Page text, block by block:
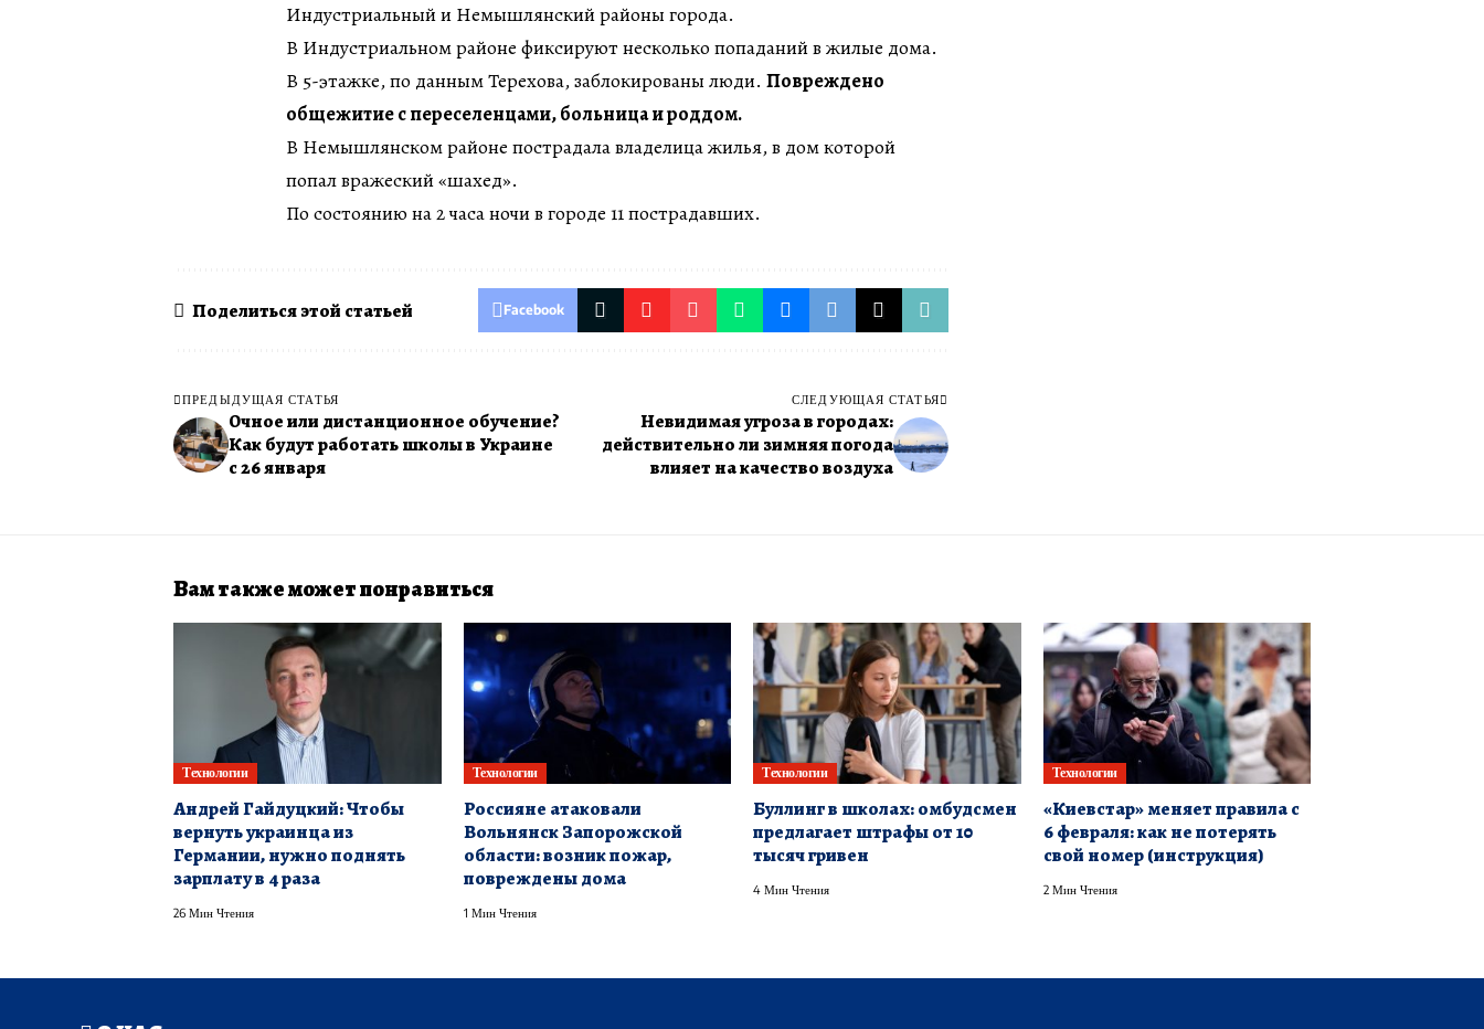
Индустриальный и Немышлянский районы города.
В Индустриальном районе фиксируют несколько попаданий в жилые дома.
В 5-этажке, по данным Терехова, заблокированы люди. Повреждено
общежитие с переселенцами, больница и роддом.
В Немышлянском районе пострадала владелица жилья, в дом которой
попал вражеский «шахед».
По состоянию на 2 часа ночи в городе 11 пострадавших.
Поделиться этой статьей Facebook
ПРЕДЫДУЩАЯ СТАТЬЯ
Очное или дистанционное обучение?
Как будут работать школы в Украине
с 26 января
СЛЕДУЮЩАЯ СТАТЬЯ
Невидимая угроза в городах:
действительно ли зимняя погода
влияет на качество воздуха
Вам также может понравиться
Технологии
Андрей Гайдуцкий: Чтобы
вернуть украинца из
Германии, нужно поднять
зарплату в 4 раза
26 Мин Чтения
Технологии
Россияне атаковали
Вольнянск Запорожской
области: возник пожар,
повреждены дома
1 Мин Чтения
Технологии
Буллинг в школах: омбудсмен
предлагает штрафы от 10
тысяч гривен
4 Мин Чтения
Технологии
«Киевстар» меняет правила с
6 февраля: как не потерять
свой номер (инструкция)
2 Мин Чтения